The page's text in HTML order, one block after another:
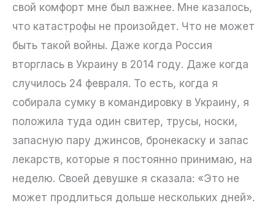
свой комфорт мне был важнее. Мне казалось,
что катастрофы не произойдет. Что не может
быть такой войны. Даже когда Россия
вторглась в Украину в 2014 году. Даже когда
случилось 24 февраля. То есть, когда я
собирала сумку в командировку в Украину, я
положила туда один свитер, трусы, носки,
запасную пару джинсов, бронекаску и запас
лекарств, которые я постоянно принимаю, на
неделю. Своей девушке я сказала: «Это не
может продлиться дольше нескольких дней».